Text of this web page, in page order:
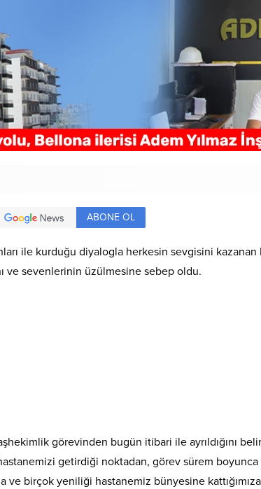
ABONE OL
ile kurduğu diyalogla herkesin sevgisini kazanan
ve sevenlerinin üzülmesine sebep oldu.
görevinden bugün itibari ile ayrıldığını
getirdiği noktadan, görev sürem boyunca
birçok yeniliği hastanemiz bünyesine